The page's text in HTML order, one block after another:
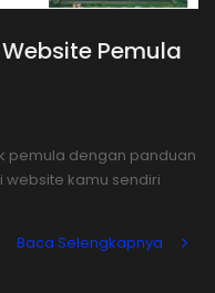
Pemula
pemula dengan panduan
website kamu sendiri
Baca Selengkapnya